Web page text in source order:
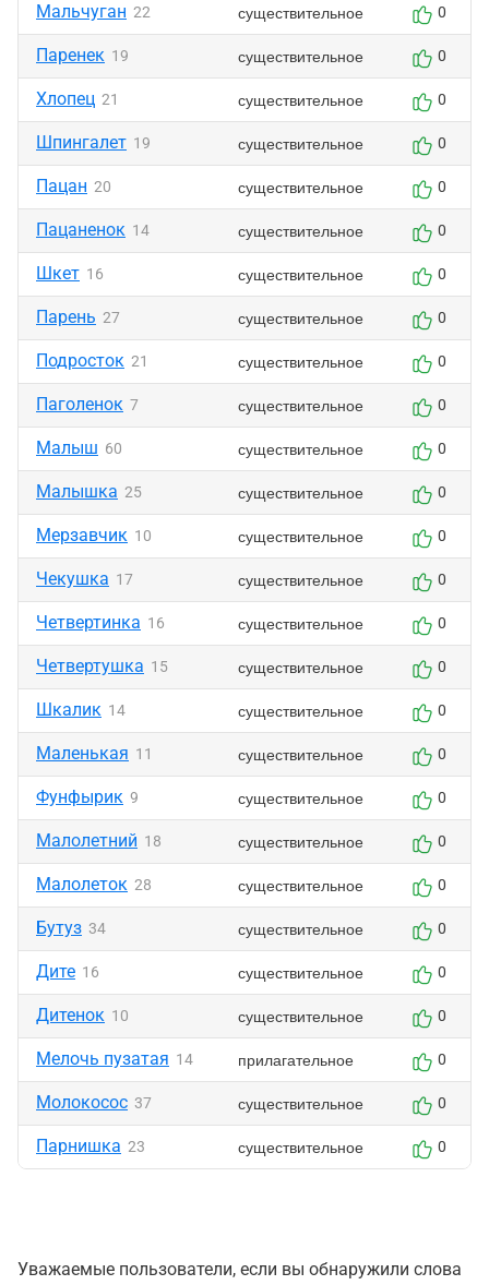
Мальчуган 22 существительное 0
Паренек 19 существительное 0
Хлопец 21 существительное 0
Шпингалет 19 существительное 0
Пацан 20 существительное 0
Пацаненок 14 существительное 0
Шкет 16 существительное 0
Парень 27 существительное 0
Подросток 21 существительное 0
Паголенок 7 существительное 0
Малыш 60 существительное 0
Малышка 25 существительное 0
Мерзавчик 10 существительное 0
Чекушка 17 существительное 0
Четвертинка 16 существительное 0
Четвертушка 15 существительное 0
Шкалик 14 существительное 0
Маленькая 11 существительное 0
Фунфырик 9 существительное 0
Малолетний 18 существительное 0
Малолеток 28 существительное 0
Бутуз 34 существительное 0
Дите 16 существительное 0
Дитенок 10 существительное 0
Мелочь пузатая 14 прилагательное 0
Молокосос 37 существительное 0
Парнишка 23 существительное 0
Уважаемые пользователи, если вы обнаружили слова